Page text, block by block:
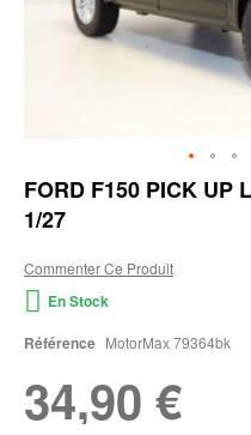
Skip
to
the
of
the
images
FORD F150 PICK UP
1/27
Commenter Ce Produit
En Stock
Référence MotorMax 79364bk
34,90 €